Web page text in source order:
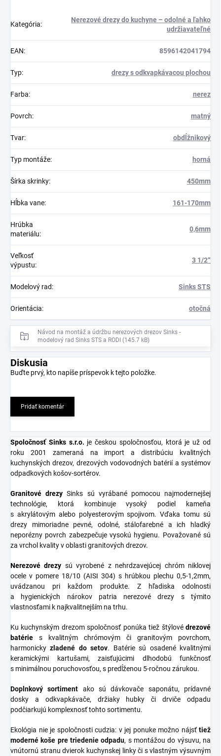
Kategória:
Nerezové drezy do kuchyne – odolné a ľahko
udržiavateľné
EAN: 8596142041794
Typ: drezy s odkvapkávacou plochou
Farba: nerez
Povrch: matný
Tvar: obdĺžnikový
Typ montáže: horná
Šírka skrinky: 450mm
Hĺbka vane: 161-170mm
Hrúbka
materiálu:
0,6mm
Veľkosť
výpustu:
3 1/2“
Modelový rad: Sinks STS
Orientácia: otočná
Návod na montáž a údržbu nerezových drezov Sinks -
modelový rad Sinks STS a RODI (145.7 kB)
Diskusia
Buďte prvý, kto napíše príspevok k tejto položke.
Pridať komentár
Spoločnosť Sinks s.r.o. je českou spoločnosťou, ktorá je už od
roku 2001 zameraná na import a distribúciu kvalitných
kuchynských drezov, drezových vodovodných batérií a systémov
odpadkových košov-sortérov.
Granitové drezy Sinks sú vyrábané pomocou najmodernejšej
technológie, ktorá kombinuje vysoký podiel kameňa
s akrylátovým alebo polyesterovým spojivom. Vďaka tomu sú
drezy mimoriadne pevné, odolné, stálofarebné a ich hladký
neporézny povrch zabezpečuje vysokú hygienu. Považované sú
za vrchol kvality v oblasti granitových drezov.
Nerezové drezy sú vyrobené z nehrdzavejúcej chróm niklovej
ocele v pomere 18/10 (AISI 304) s hrúbkou plechu 0,5-1,2mm,
uvádzanou pri každom produkte. Z hľadiska odolnosti
a hygienických nárokov patria nerezové drezy s týmito
vlastnosťami k najkvalitnejším na trhu.
Ku kuchynským drezom spoločnosť ponúka tiež štýlové drezové
batérie s kvalitným chrómovým či granitovým povrchom,
harmonickyzladené do setov. Batérie sú osadené kvalitnými
keramickými kartušami, zaisťujúcimi dlhodobú funkčnosť
s minimálnou poruchovosťou, s predĺženou 5-ročnou zárukou.
Doplnkový sortiment ako sú dávkovače saponátu, prídavné
dosky a odkvapkávače, držiaky hubky či drviče odpadu
podčiarkujú komplexnosť tohto sortimentu.
Ekológia nie je spoločnosti cudzia: v jej ponuke možno nájsťtiež
moderné koše pre triedenie odpadu, s montážou do výsuvu, na
vnútornú stranu dvierok kuchynskej linky či s vlastným výsuvným